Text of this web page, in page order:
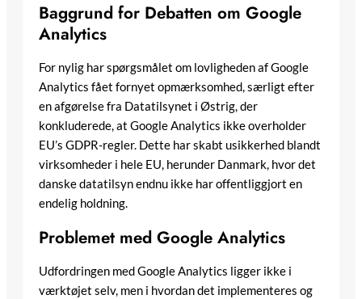
Baggrund for Debatten om Google
Analytics
For nylig har spørgsmålet om lovligheden af Google
Analytics fået fornyet opmærksomhed, særligt efter
en afgørelse fra Datatilsynet i Østrig, der
konkluderede, at Google Analytics ikke overholder
EU’s GDPR-regler. Dette har skabt usikkerhed blandt
virksomheder i hele EU, herunder Danmark, hvor det
danske datatilsyn endnu ikke har offentliggjort en
endelig holdning.
Problemet med Google Analytics
Udfordringen med Google Analytics ligger ikke i
værktøjet selv, men i hvordan det implementeres og